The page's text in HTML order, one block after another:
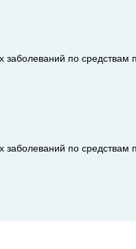
по средствам
по средствам